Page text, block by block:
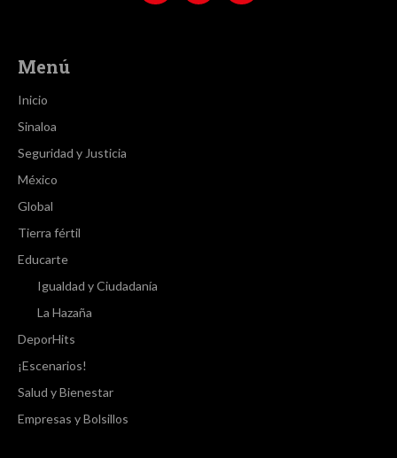
Menú
Inicio
Sinaloa
Seguridad y Justicia
México
Global
Tierra fértil
Educarte
Igualdad y Ciudadanía
La Hazaña
DeporHits
¡Escenarios!
Salud y Bienestar
Empresas y Bolsillos